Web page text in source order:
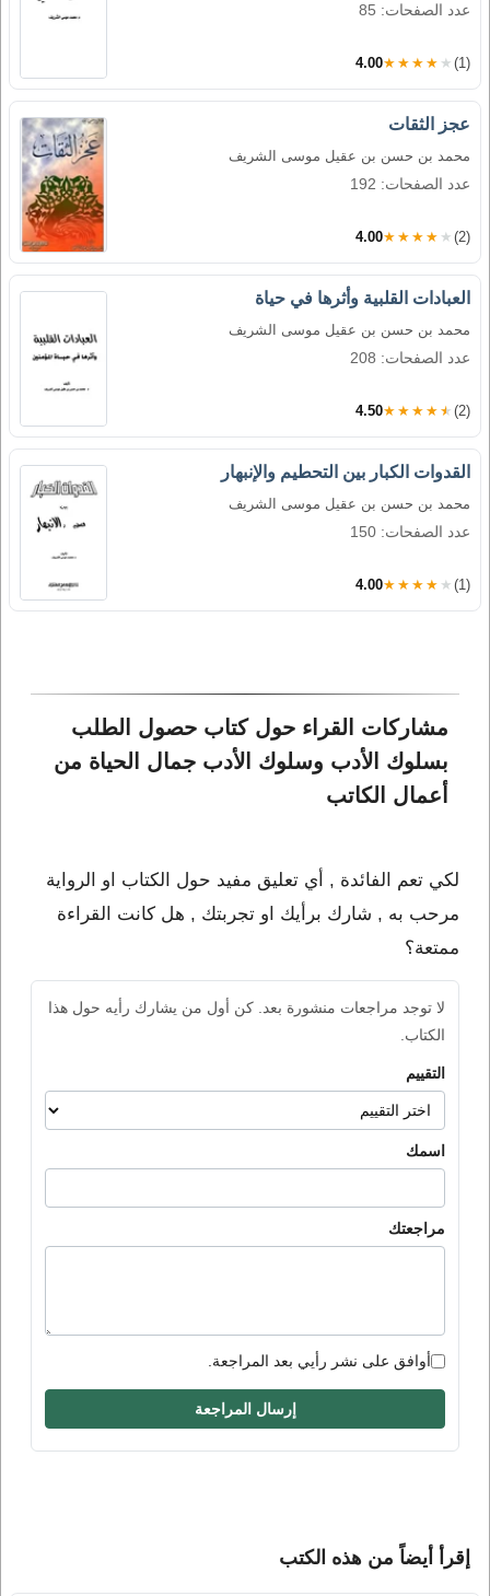
عدد الصفحات: 85
4.00★★★★★ (1)
عجز الثقات
محمد بن حسن بن عقيل موسى الشريف
عدد الصفحات: 192
4.00★★★★★ (2)
العبادات القلبية وأثرها في حياة
محمد بن حسن بن عقيل موسى الشريف
عدد الصفحات: 208
4.50★★★★★ (2)
القدوات الكبار بين التحطيم والإنبهار
محمد بن حسن بن عقيل موسى الشريف
عدد الصفحات: 150
4.00★★★★★ (1)
مشاركات القراء حول كتاب حصول الطلب
بسلوك الأدب وسلوك الأدب جمال الحياة من
أعمال الكاتب
لكي تعم الفائدة , أي تعليق مفيد حول الكتاب او الرواية
مرحب به , شارك برأيك او تجربتك , هل كانت القراءة
ممتعة؟
لا توجد مراجعات منشورة بعد. كن أول من يشارك رأيه حول هذا
الكتاب.
التقييم
اسمك
مراجعتك
أوافق على نشر رأيي بعد المراجعة.
إرسال المراجعة
إقرأ أيضاً من هذه الكتب